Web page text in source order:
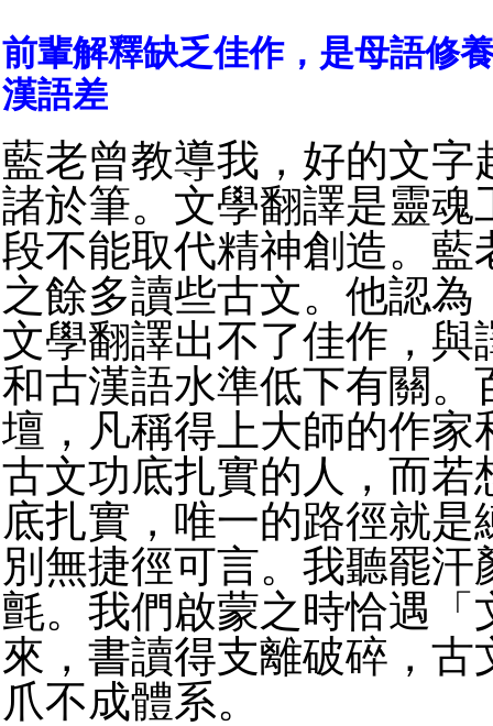
前輩解釋缺乏佳作，是母語修
漢語差
藍老曾教導我，好的文字
諸於筆。文學翻譯是靈魂
段不能取代精神創造。藍
之餘多讀些古文。他認為
文學翻譯出不了佳作，與
和古漢語水準低下有關。
壇，凡稱得上大師的作家
古文功底扎實的人，而若
底扎實，唯一的路徑就是
別無捷徑可言。我聽罷汗
氈。我們啟蒙之時恰遇「
來，書讀得支離破碎，古
爪不成體系。